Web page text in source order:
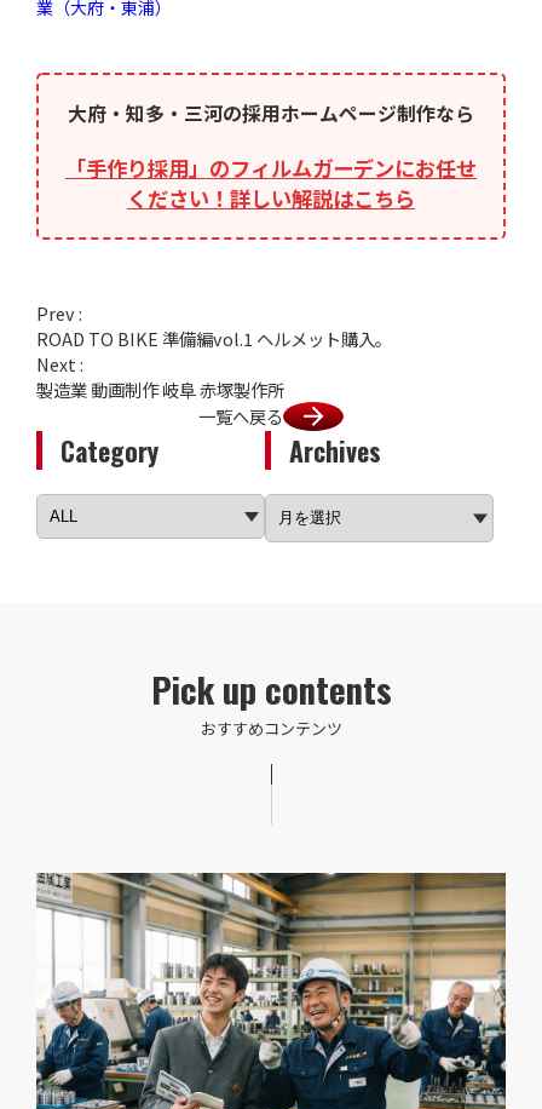
Category Archives
業（大府・東浦）
大府・知多・三河の採用ホームページ制作なら
「手作り採用」のフィルムガーデンにお任せ
ください！詳しい解説はこちら
Prev :
ROAD TO BIKE 準備編vol.1 ヘルメット購入。
一覧へ戻る
Next :
製造業 動画制作 岐阜 赤塚製作所
Pick up contents
おすすめコンテンツ